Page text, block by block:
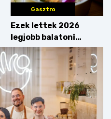
Gasztro
Ezek lettek 2026
legjobb balatoni
strandételei –
végigkóstoltuk a
győzteseket